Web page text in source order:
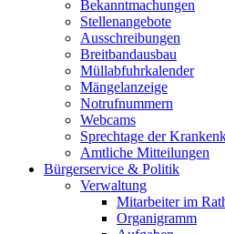
Bekanntmachungen
Stellenangebote
Ausschreibungen
Breitbandausbau
Müllabfuhrkalender
Mängelanzeige
Notrufnummern
Webcams
Sprechtage der
Amtliche Mitteilungen
Bürgerservice & Politik
Verwaltung
Mitarbeiter im
Organigramm